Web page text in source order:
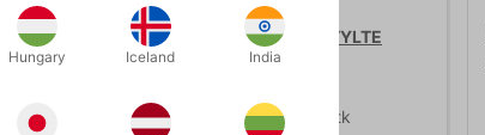
CLUBS
/ stk
pogo
QU-AX KÆNGUROSTYLTE
DKK 595,00 / stk
Hungary Iceland India